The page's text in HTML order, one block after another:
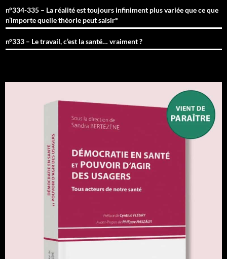
n°334-335 – La réalité est toujours infiniment plus variée que ce que
n’importe quelle théorie peut saisir*
n°333 – Le travail, c’est la santé… vraiment ?